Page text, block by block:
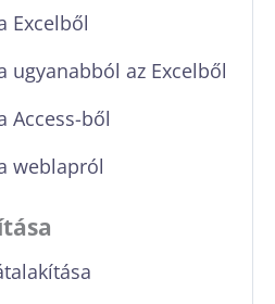
Excelből
ugyanabból az Excelből
Access-ből
weblapról